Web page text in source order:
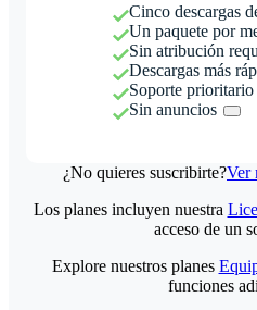
Cinco descargas
Un paquete por
Sin atribución
Descargas más
Soporte prioritario
Sin anuncios
¿No quieres suscribirte?Ver
Los planes incluyen nuestra
acceso de un
Explore nuestros planes
funciones